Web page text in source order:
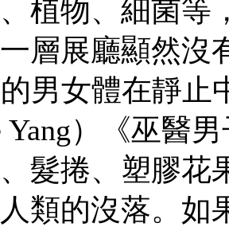
植物、細菌等
層展廳顯然沒
男女體在靜
Yang）《巫
髮捲、塑膠花
類的沒落。如